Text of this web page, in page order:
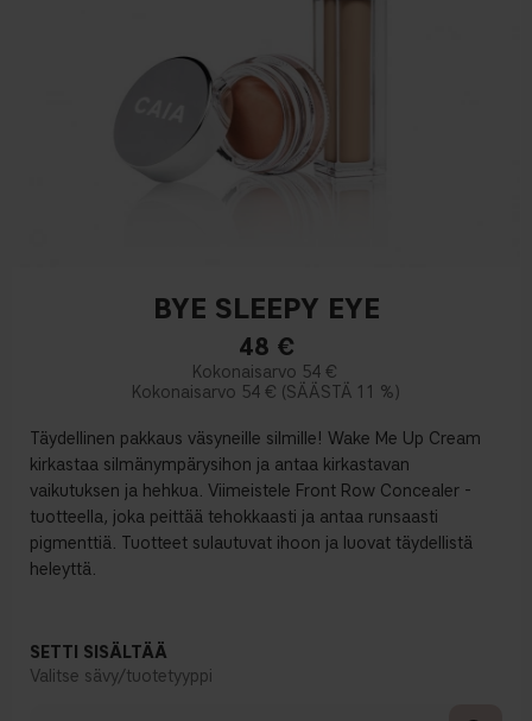
BYE SLEEPY EYE
48 €
54 €
54 €
11 %
Täydellinen pakkaus väsyneille silmille! Wake Me Up Cream
kirkastaa silmänympärysihon ja antaa kirkastavan
vaikutuksen ja hehkua. Viimeistele Front Row Concealer -
tuotteella, joka peittää tehokkaasti ja antaa runsaasti
pigmenttiä. Tuotteet sulautuvat ihoon ja luovat täydellistä
heleyttä.
SETTI SISÄLTÄÄ
Valitse sävy/tuotetyyppi